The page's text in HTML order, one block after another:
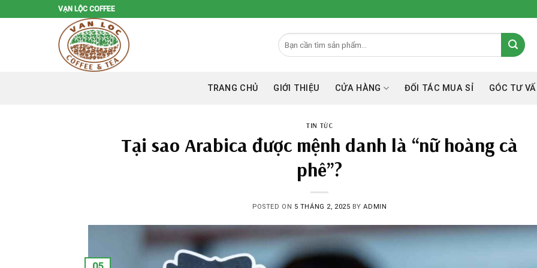
to
VẠN LỘC COFFEE
TRANG CHỦ GIỚI THIỆU CỬA HÀNG ĐỐI TÁC MUA SỈ GÓC TƯ
TIN TỨC
Tại sao Arabica được mệnh danh là “nữ hoàng cà
phê”?
POSTED ON 5 THÁNG 2, 2025 BYADMIN